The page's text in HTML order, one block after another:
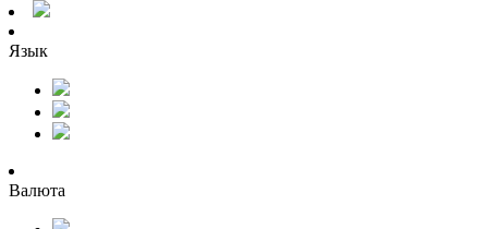
Язык
Валюта